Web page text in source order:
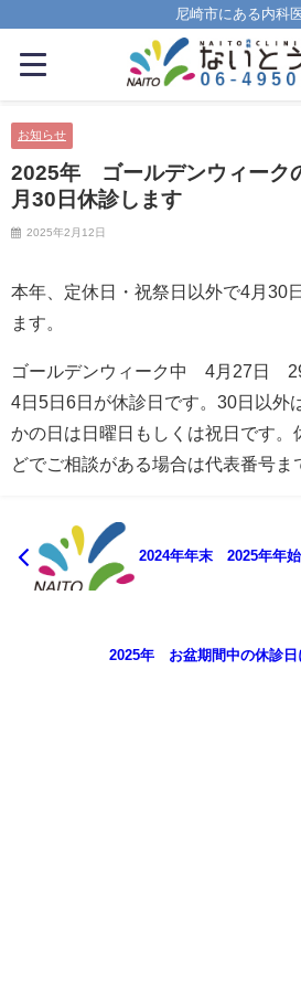
尼崎市にある内科
お知らせ
2025年 ゴールデンウィーク
月30日休診します
2025年2月12日
本年、定休日・祝祭日以外で4月30
ます。
ゴールデンウィーク中 4月27日
4日5日6日が休診日です。30日以外
かの日は日曜日もしくは祝日です。
どでご相談がある場合は代表番号ま
2024年年末 2025年年
2025年 お盆期間中の休診日